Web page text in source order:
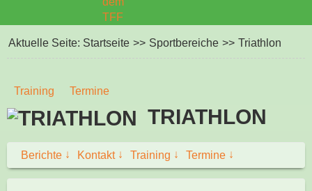
Aktuelle Seite: Startseite >> Sportbereiche >> Triathlon
Training Termine
TRIATHLON
Berichte ↓ Kontakt↓ Training ↓ Termine ↓